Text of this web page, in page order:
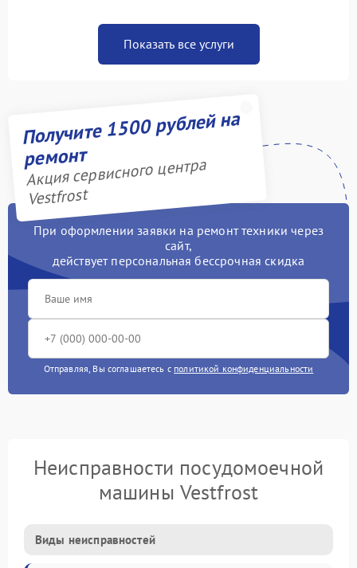
Показать все услуги
Получите 1500 рублей на
ремонт
Акция сервисного центра
Vestfrost
При оформлении заявки на ремонт техники через
сайт,
действует персональная бессрочная скидка
Отправляя, Вы соглашаетесь с политикой конфиденциальности
Неисправности посудомоечной
машины Vestfrost
Виды неисправностей